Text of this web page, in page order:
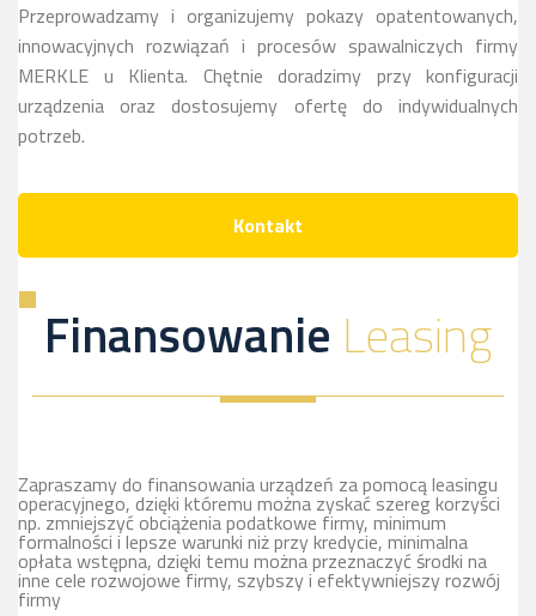
Przeprowadzamy i organizujemy pokazy opatentowanych,
innowacyjnych rozwiązań i procesów spawalniczych firmy
MERKLE u Klienta. Chętnie doradzimy przy konfiguracji
urządzenia oraz dostosujemy ofertę do indywidualnych
potrzeb.
Kontakt
Finansowanie Leasing
Zapraszamy do finansowania urządzeń za pomocą leasingu
operacyjnego, dzięki któremu można zyskać szereg korzyści
np. zmniejszyć obciążenia podatkowe firmy, minimum
formalności i lepsze warunki niż przy kredycie, minimalna
opłata wstępna, dzięki temu można przeznaczyć środki na
inne cele rozwojowe firmy, szybszy i efektywniejszy rozwój
firmy